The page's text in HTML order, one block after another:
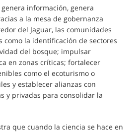
información, genera
a la mesa de gobernanza
del Jaguar, las comunidades
como la identificación de sectores
del bosque; impulsar
en zonas críticas; fortalecer
como el ecoturismo o
y establecer alianzas con
y privadas para consolidar la
que cuando la ciencia se hace en